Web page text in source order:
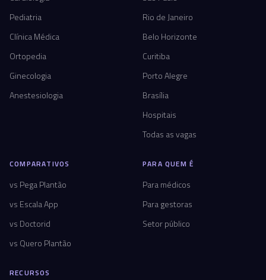
Pediatria
Clínica Médica
Ortopedia
Ginecologia
Anestesiologia
Rio de Janeiro
Belo Horizonte
Curitiba
Porto Alegre
Brasília
Hospitais
Todas as vagas
COMPARATIVOS
vs Pega Plantão
vs Escala App
vs Doctorid
vs Quero Plantão
PARA QUEM É
Para médicos
Para gestoras
Setor público
RECURSOS